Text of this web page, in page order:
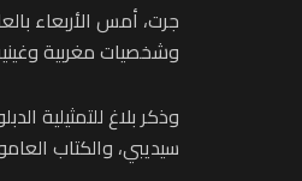
جرت، أمس الأربعاء
وشخصيات مغربية
وذكر بلاغ للتمثيلية
سيديبي، والكتاب